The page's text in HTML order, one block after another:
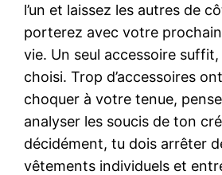
l’un et laissez les autres de
porterez avec votre
vie. Un seul accessoire suffit,
choisi. Trop d’accessoires
choquer à votre tenue,
analyser les soucis de ton
décidément, tu dois arrêter
vêtements individuels et